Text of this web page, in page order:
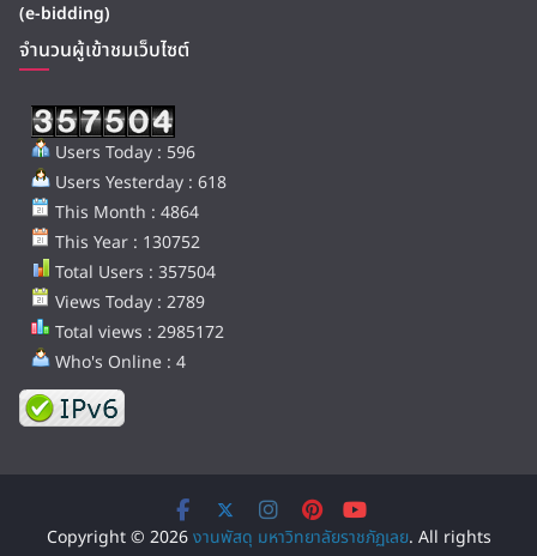
(e-bidding)
จำนวนผู้เข้าชมเว็บไซต์
Users Today : 596
Users Yesterday : 618
This Month : 4864
This Year : 130752
Total Users : 357504
Views Today : 2789
Total views : 2985172
Who's Online : 4
Copyright © 2026งานพัสดุ มหาวิทยาลัยราชภัฏเลย. All rights